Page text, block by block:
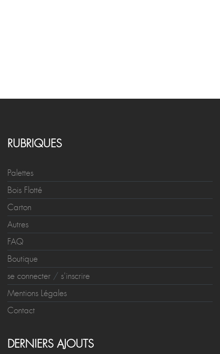
RUBRIQUES
Palettes
Bois Flotté
Carton
Autres
FAQ
Boutique
se connecter / s'inscrire
Mentions Légales
Contact
DERNIERS AJOUTS